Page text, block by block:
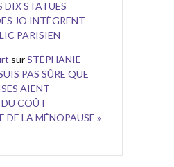
DIX STATUES
JO INTÈGRENT
PARISIEN
surSTÉPHANIE
PAS SÛRE QUE
AIENT
COÛT
DE LA MÉNOPAUSE »